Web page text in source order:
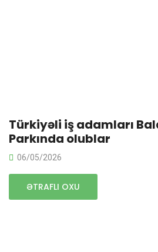
Türkiyəli iş adamları
Parkında olublar
06/05/2026
ƏTRAFLI OXU